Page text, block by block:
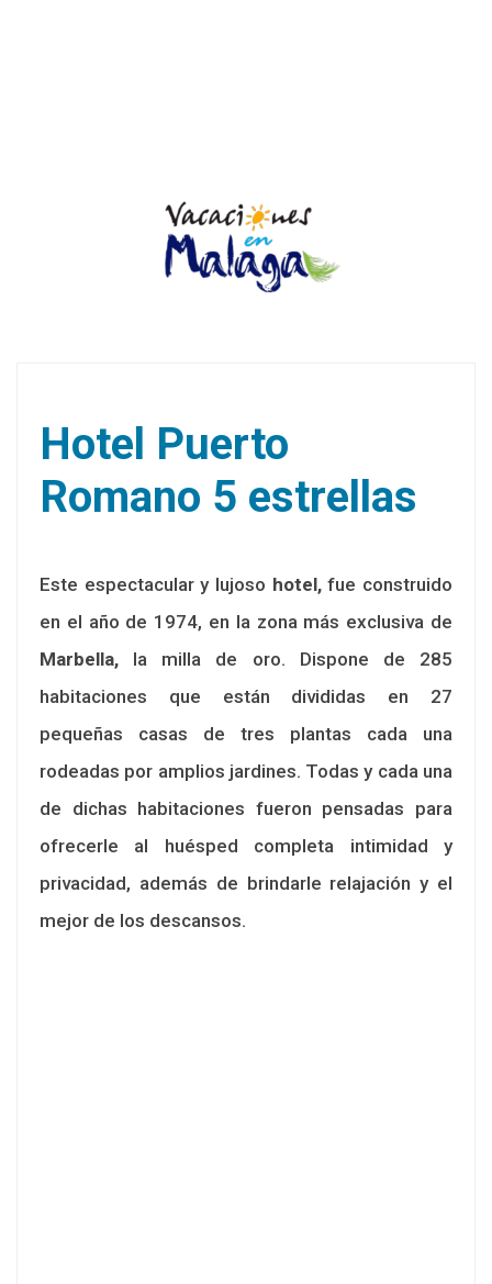
Hotel Puerto
Romano 5 estrellas
Este espectacular y lujoso hotel,fue construido
en el año de 1974, en la zona más exclusiva de
Marbella, la milla de oro. Dispone de 285
habitaciones que están divididas en 27
pequeñas casas de tres plantas cada una
rodeadas por amplios jardines. Todas y cada una
de dichas habitaciones fueron pensadas para
ofrecerle al huésped completa intimidad y
privacidad, además de brindarle relajación y el
mejor de los descansos.